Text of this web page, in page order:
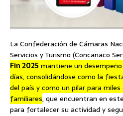
La Confederación de Cámaras
Servicios y Turismo (Concanaco
Fin 2025 mantiene un
días, consolidándose como la
del país y como un pilar para
familiares, que encuentran en
para fortalecer su actividad y